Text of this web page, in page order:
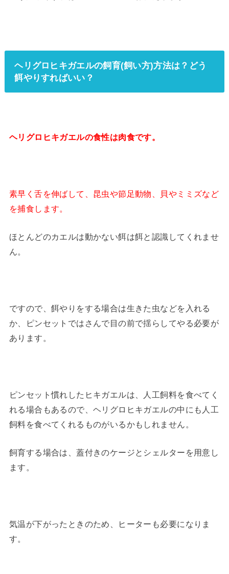
ヘリグロヒキガエルの飼育(飼い方)方法は？どう
餌やりすればいい？
ヘリグロヒキガエルの食性は肉食です。
素早く舌を伸ばして、昆虫や節足動物、貝やミミズなど
を捕食します。
ほとんどのカエルは動かない餌は餌と認識してくれませ
ん。
ですので、餌やりをする場合は生きた虫などを入れる
か、ピンセットではさんで目の前で揺らしてやる必要が
あります。
ピンセット慣れしたヒキガエルは、人工飼料を食べてく
れる場合もあるので、ヘリグロヒキガエルの中にも人工
飼料を食べてくれるものがいるかもしれません。
飼育する場合は、蓋付きのケージとシェルターを用意し
ます。
気温が下がったときのため、ヒーターも必要になりま
す。